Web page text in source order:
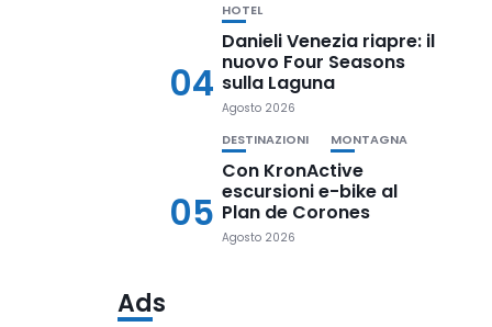
04
HOTEL
Danieli Venezia riapre: il
nuovo Four Seasons
sulla Laguna
Agosto 2026
05
DESTINAZIONI MONTAGNA
Con KronActive
escursioni e-bike al
Plan de Corones
Agosto 2026
Ads